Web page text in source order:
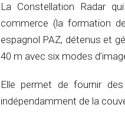
La Constellation Radar
commerce (la formation
espagnol PAZ, détenus et
40 m avec six modes
Elle permet de fournir
indépendamment de la